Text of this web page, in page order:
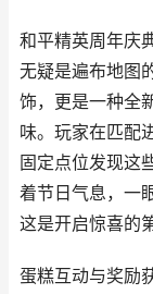
和平精英周年庆
无疑是遍布地图
饰，更是一种全
味。玩家在匹配
固定点位发现这
着节日气息，一
这是开启惊喜的
蛋糕互动与奖励